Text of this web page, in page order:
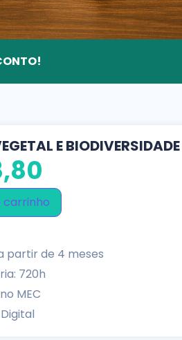
E BIODIVERSIDADE
carrinho
partir de 4 meses
720h
MEC